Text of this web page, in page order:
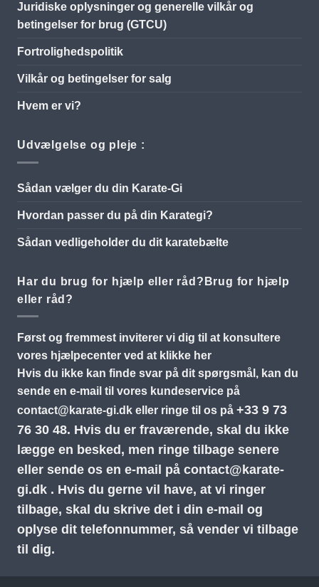
Juridiske oplysninger og generelle vilkår og
betingelser for brug (GTCU)
Fortrolighedspolitik
Vilkår og betingelser for salg
Hvem er vi?
Udvælgelse og pleje :
Sådan vælger du din Karate-Gi
Hvordan passer du på din Karategi?
Sådan vedligeholder du dit karatebælte
Har du brug for hjælp eller råd?Brug for hjælp
eller råd?
Først og fremmest inviterer vi dig til at konsultere
vores hjælpecenter ved at klikke her
Hvis du ikke kan finde svar på dit spørgsmål, kan du
sende en e-mail til vores kundeservice på
contact@karate-gi.dk eller ringe til os på +33 9 73
76 30 48. Hvis du er fraværende, skal du ikke
lægge en besked, men ringe tilbage senere
eller sende os en e-mail på contact@karate-
gi.dk . Hvis du gerne vil have, at vi ringer
tilbage, skal du skrive det i din e-mail og
oplyse dit telefonnummer, så vender vi tilbage
til dig.